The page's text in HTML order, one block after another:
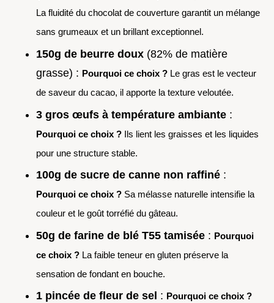
La fluidité du chocolat de couverture garantit un mélange
sans grumeaux et un brillant exceptionnel.
150g de beurre doux (82% de matière
grasse) : Pourquoi ce choix ? Le gras est le vecteur
de saveur du cacao, il apporte la texture veloutée.
3 gros œufs à température ambiante :
Pourquoi ce choix ? Ils lient les graisses et les liquides
pour une structure stable.
100g de sucre de canne non raffiné :
Pourquoi ce choix ? Sa mélasse naturelle intensifie la
couleur et le goût torréfié du gâteau.
50g de farine de blé T55 tamisée : Pourquoi
ce choix ? La faible teneur en gluten préserve la
sensation de fondant en bouche.
1 pincée de fleur de sel : Pourquoi ce choix ?